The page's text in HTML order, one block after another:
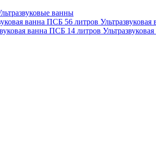
ванны
ванна ПСБ 56 литров
ванна ПСБ 14 литров